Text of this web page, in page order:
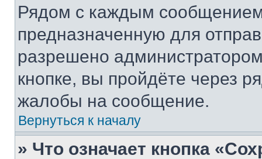
Рядом с каждым сообщением
предназначенную для
разрешено
кнопке, вы пройдёте через
жалобы на сообщение.
Вернуться к началу
» Что означает кнопка